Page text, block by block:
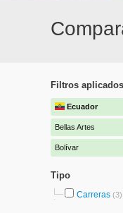
Filtros aplicados
Ecuador
Bellas Artes
Bolívar
Tipo
Carreras (3)